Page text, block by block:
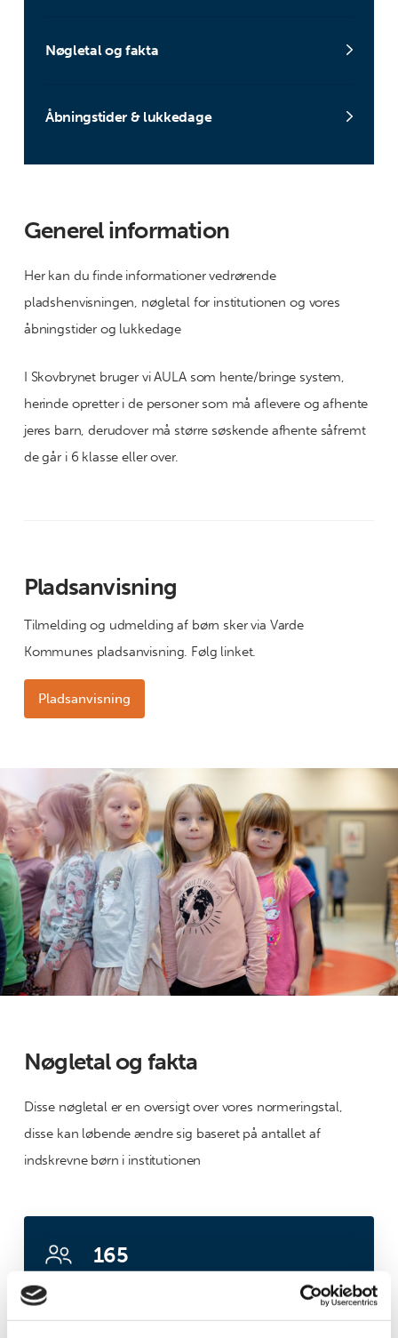
Nøgletal og fakta
Åbningstider & lukkedage
Generel information
Her kan du finde informationer vedrørende
pladshenvisningen, nøgletal for institutionen og vores
åbningstider og lukkedage
I Skovbrynet bruger vi AULA som hente/bringe system,
herinde opretter i de personer som må aflevere og afhente
jeres barn, derudover må større søskende afhente såfremt
de går i 6 klasse eller over.
Pladsanvisning
Tilmelding og udmelding af børn sker via Varde
Kommunes pladsanvisning. Følg linket.
Pladsanvisning
Nøgletal og fakta
Disse nøgletal er en oversigt over vores normeringstal,
disse kan løbende ændre sig baseret på antallet af
indskrevne børn i institutionen
165